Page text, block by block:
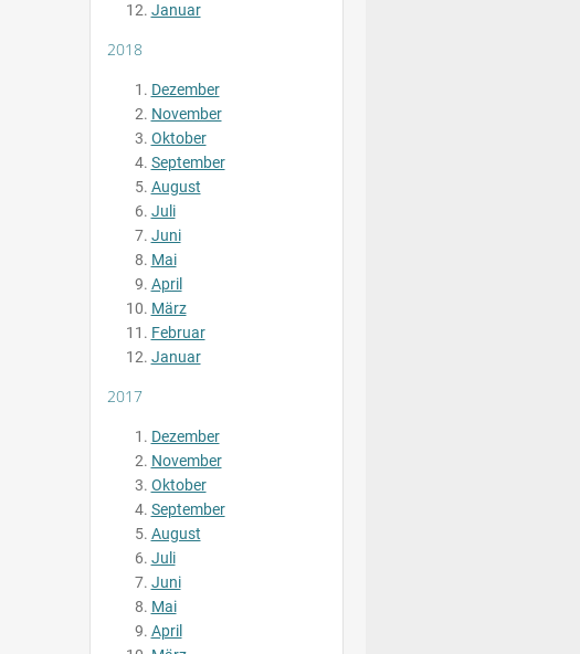
Januar
2018
Dezember
November
Oktober
September
August
Juli
Juni
Mai
April
März
Februar
Januar
2017
Dezember
November
Oktober
September
August
Juli
Juni
Mai
April